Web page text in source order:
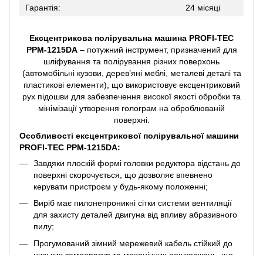
Гарантія:
24 місяці
Ексцентрикова полірувальна машина PROFI-TEC
PPM-1215DA– потужний інструмент, призначений для
шліфування та полірування різних поверхонь
(автомобільні кузови, дерев’яні меблі, металеві деталі та
пластикові елементи), що використовує ексцентриковий
рух підошви для забезпечення високої якості обробки та
мінімізації утворення голограм на оброблюваній
поверхні.
Особливості ексцентрикової полірувальної машини
PROFI-TEC PPM-1215DA:
Завдяки плоскій формі головки редуктора відстань до
поверхні скорочується, що дозволяє впевнено
керувати пристроєм у будь-якому положенні;
Виріб має пилонепроникні сітки системи вентиляції
для захисту деталей двигуна від впливу абразивного
пилу;
Прогумований зімний мережевий кабель стійкий до